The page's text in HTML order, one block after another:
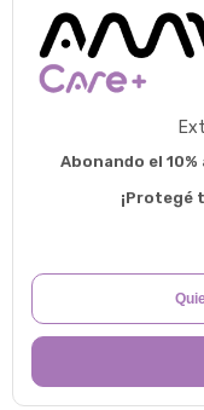
Abonando el
¡Protegé